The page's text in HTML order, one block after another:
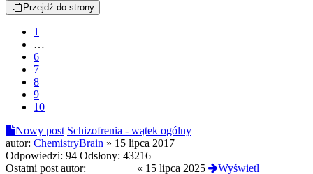
Przejdź do strony
1
…
6
7
8
9
10
Nowy post Schizofrenia - wątek ogólny
autor: ChemistryBrain » 15 lipca 2017
Odpowiedzi: 94 Odsłony: 43216
Ostatni post autor:
« 15 lipca 2025 Wyświetl